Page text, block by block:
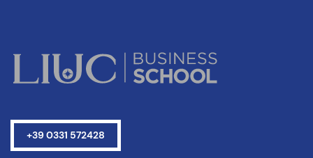
+39 0331 572428